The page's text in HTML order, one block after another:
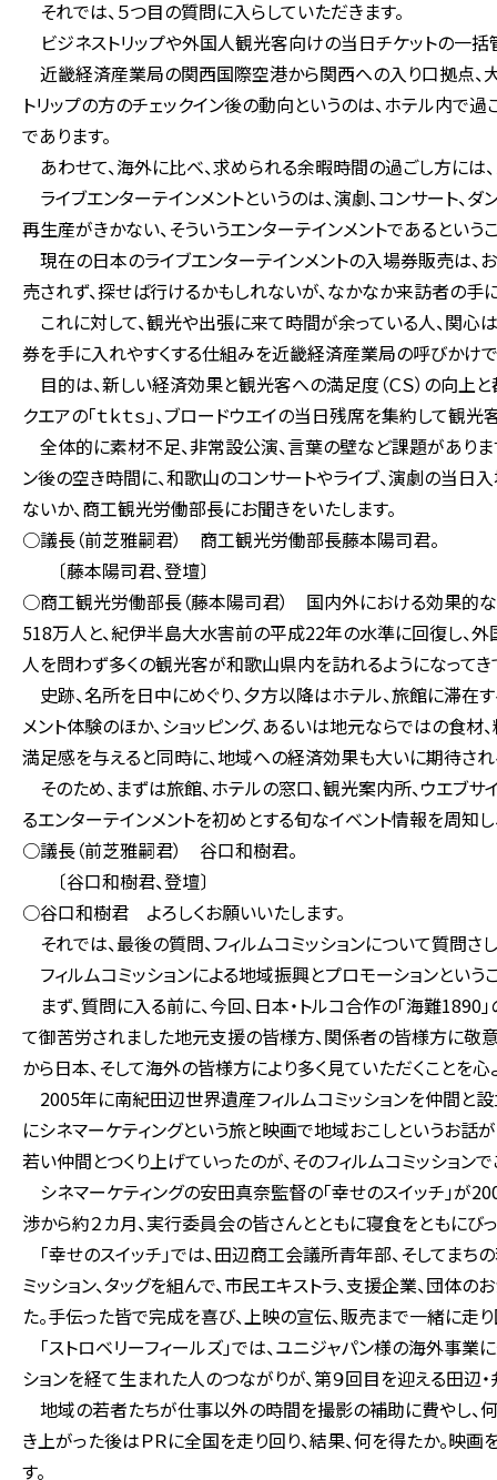
それでは、５つ目の質問に入らしていただきます。
ビジネストリップや外国人観光客向けの当日チケットの一括
近畿経済産業局の関西国際空港から関西への入り口拠点、
トリップの方のチェックイン後の動向というのは、ホテル内で
であります。
あわせて、海外に比べ、求められる余暇時間の過ごし方には
ライブエンターテインメントというのは、演劇、コンサート、
再生産がきかない、そういうエンターテインメントであるという
現在の日本のライブエンターテインメントの入場券販売は、
売されず、探せば行けるかもしれないが、なかなか来訪者の手
これに対して、観光や出張に来て時間が余っている人、関心
券を手に入れやすくする仕組みを近畿経済産業局の呼びかけ
目的は、新しい経済効果と観光客への満足度（ＣＳ）の向上
クエアの「ｔｋｔｓ」、ブロードウエイの当日残席を集約して
全体的に素材不足、非常設公演、言葉の壁など課題がありま
ン後の空き時間に、和歌山のコンサートやライブ、演劇の当
ないか、商工観光労働部長にお聞きをいたします。
○議長（前芝雅嗣君） 商工観光労働部長藤本陽司君。
〔藤本陽司君、登壇〕
○商工観光労働部長（藤本陽司君） 国内外における効果的
518万人と、紀伊半島大水害前の平成22年の水準に回復し、
人を問わず多くの観光客が和歌山県内を訪れるようになってき
史跡、名所を日中にめぐり、夕方以降はホテル、旅館に滞在
メント体験のほか、ショッピング、あるいは地元ならではの食
満足感を与えると同時に、地域への経済効果も大いに期待され
そのため、まずは旅館、ホテルの窓口、観光案内所、ウエブサ
るエンターテインメントを初めとする旬なイベント情報を周知
○議長（前芝雅嗣君） 谷口和樹君。
〔谷口和樹君、登壇〕
○谷口和樹君 よろしくお願いいたします。
それでは、最後の質問、フィルムコミッションについて質問さ
フィルムコミッションによる地域振興とプロモーションという
まず、質問に入る前に、今回、日本・トルコ合作の「海難
て御苦労されました地元支援の皆様方、関係者の皆様方に敬
から日本、そして海外の皆様方により多く見ていただくことを
2005年に南紀田辺世界遺産フィルムコミッションを仲間と
にシネマーケティングという旅と映画で地域おこしというお
若い仲間とつくり上げていったのが、そのフィルムコミッションで
シネマーケティングの安田真奈監督の「幸せのスイッチ」が
渉から約２カ月、実行委員会の皆さんとともに寝食をともにび
「幸せのスイッチ」では、田辺商工会議所青年部、そしてまち
ミッション、タッグを組んで、市民エキストラ、支援企業、団体
た。手伝った皆で完成を喜び、上映の宣伝、販売まで一緒に走
「ストロベリーフィールズ」では、ユニジャパン様の海外事業
ションを経て生まれた人のつながりが、第９回目を迎える田辺
地域の若者たちが仕事以外の時間を撮影の補助に費やし、
き上がった後はＰＲに全国を走り回り、結果、何を得たか。映
す。